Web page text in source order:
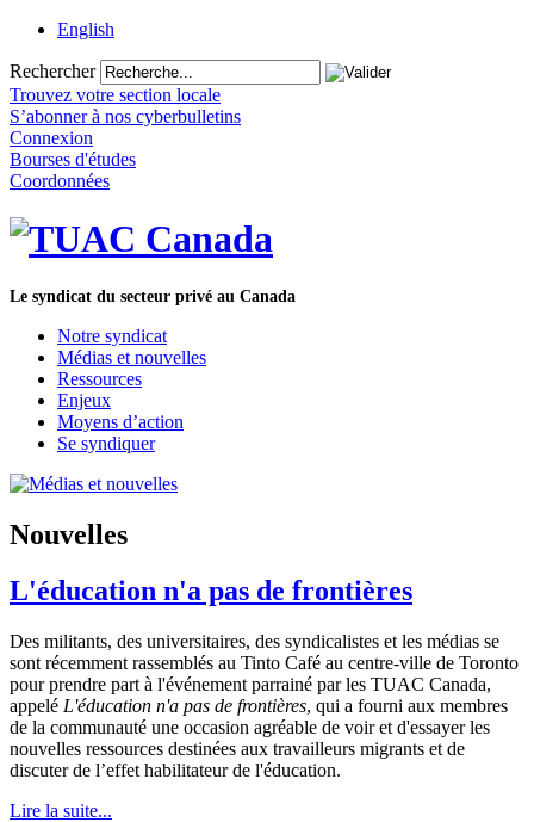
English
Rechercher
Trouvez votre section locale
S’abonner à nos cyberbulletins
Connexion
Bourses d'études
Coordonnées
Le syndicat du secteur privé au Canada
Notre syndicat
Médias et nouvelles
Ressources
Enjeux
Moyens d’action
Se syndiquer
Nouvelles
L'éducation n'a pas de frontières
Des militants, des universitaires, des syndicalistes et les médias se
sont récemment rassemblés au Tinto Café au centre-ville de Toronto
pour prendre part à l'événement parrainé par les TUAC Canada,
appelé L'éducation n'a pas de frontières, qui a fourni aux membres
de la communauté une occasion agréable de voir et d'essayer les
nouvelles ressources destinées aux travailleurs migrants et de
discuter de l’effet habilitateur de l'éducation.
Lire la suite...